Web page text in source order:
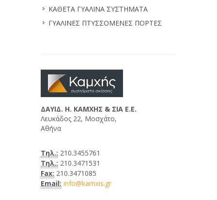
ΚΑΘΕΤΑ ΓΥΑΛΙΝΑ ΣΥΣΤΗΜΑΤΑ
ΓΥΑΛΙΝΕΣ ΠΤΥΣΣΟΜΕΝΕΣ ΠΟΡΤΕΣ
ΔΑΥΙΔ. Η. ΚΑΜΧΗΣ & ΣΙΑ E.E.
Λευκάδος 22, Μοσχάτο,
Αθήνα
Τηλ.: 210.3455761
Τηλ.: 210.3471531
Fax: 210.3471085
Email: info@kamxis.gr